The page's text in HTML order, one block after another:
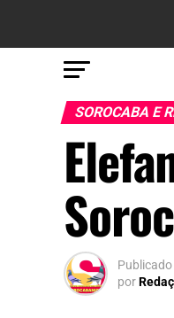
SOROCABA E
Publicado
por